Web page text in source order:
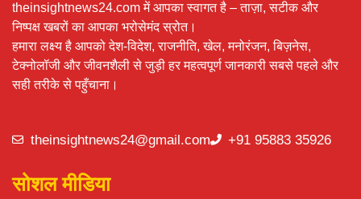
theinsightnews24.com में आपका स्वागत है – ताज़ा, सटीक और
निष्पक्ष खबरों का आपका भरोसेमंद स्रोत।
हमारा लक्ष्य है आपको देश-विदेश, राजनीति, खेल, मनोरंजन, बिज़नेस,
टेक्नोलॉजी और जीवनशैली से जुड़ी हर महत्वपूर्ण जानकारी सबसे पहले और
सही तरीके से पहुँचाना।
theinsightnews24@gmail.com +91 95883 35926
सोशल मीडिया